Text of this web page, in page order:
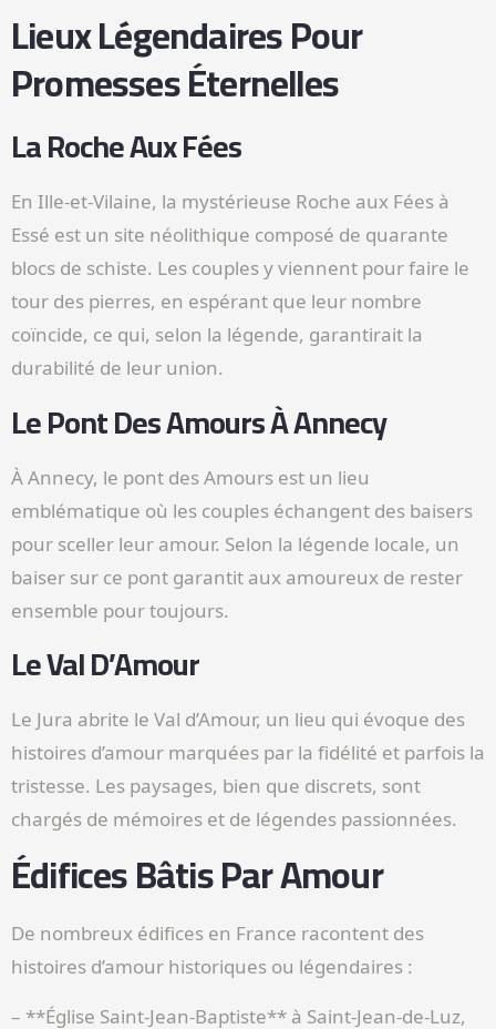
Lieux Légendaires Pour
Promesses Éternelles
La Roche Aux Fées
En Ille-et-Vilaine, la mystérieuse Roche aux Fées à
Essé est un site néolithique composé de quarante
blocs de schiste. Les couples y viennent pour faire le
tour des pierres, en espérant que leur nombre
coïncide, ce qui, selon la légende, garantirait la
durabilité de leur union.
Le Pont Des Amours À Annecy
À Annecy, le pont des Amours est un lieu
emblématique où les couples échangent des baisers
pour sceller leur amour. Selon la légende locale, un
baiser sur ce pont garantit aux amoureux de rester
ensemble pour toujours.
Le Val D’Amour
Le Jura abrite le Val d’Amour, un lieu qui évoque des
histoires d’amour marquées par la fidélité et parfois la
tristesse. Les paysages, bien que discrets, sont
chargés de mémoires et de légendes passionnées.
Édifices Bâtis Par Amour
De nombreux édifices en France racontent des
histoires d’amour historiques ou légendaires :
– **Église Saint-Jean-Baptiste** à Saint-Jean-de-Luz,